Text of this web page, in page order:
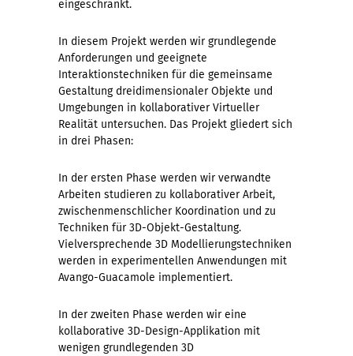
eingeschränkt.
In diesem Projekt werden wir grundlegende
Anforderungen und geeignete
Interaktionstechniken für die gemeinsame
Gestaltung dreidimensionaler Objekte und
Umgebungen in kollaborativer Virtueller
Realität untersuchen. Das Projekt gliedert sich
in drei Phasen:
In der ersten Phase werden wir verwandte
Arbeiten studieren zu kollaborativer Arbeit,
zwischenmenschlicher Koordination und zu
Techniken für 3D-Objekt-Gestaltung.
Vielversprechende 3D Modellierungstechniken
werden in experimentellen Anwendungen mit
Avango-Guacamole implementiert.
In der zweiten Phase werden wir eine
kollaborative 3D-Design-Applikation mit
wenigen grundlegenden 3D